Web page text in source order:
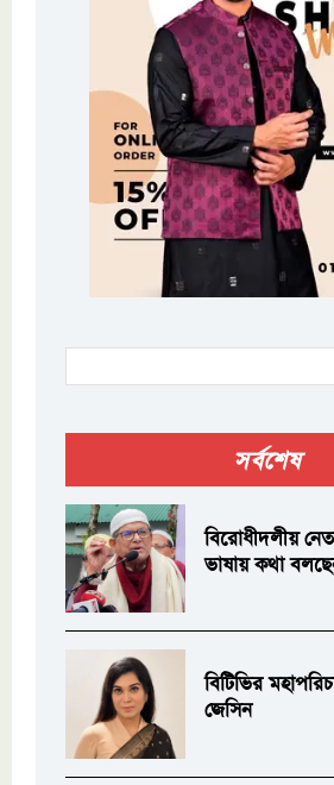
সর্বশেষ
বিরোধীদলীয়
ভাষায় কথা
বিটিভির
জেসিন